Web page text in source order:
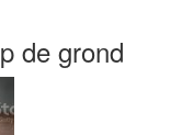
de grond